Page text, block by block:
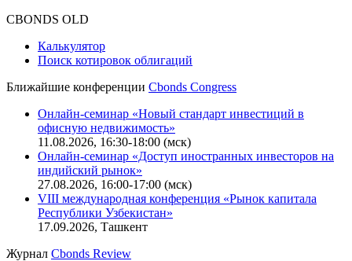
CBONDS OLD
Калькулятор
Поиск котировок облигаций
Ближайшие конференции Cbonds Congress
Онлайн-семинар «Новый стандарт инвестиций в
офисную недвижимость»
11.08.2026, 16:30-18:00 (мск)
Онлайн-семинар «Доступ иностранных инвесторов на
индийский рынок»
27.08.2026, 16:00-17:00 (мск)
VIII международная конференция «Рынок капитала
Республики Узбекистан»
17.09.2026, Ташкент
Журнал Cbonds Review